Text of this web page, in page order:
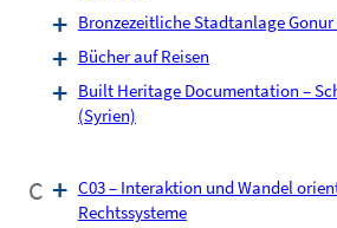
Bronzezeitliche Stadtanlage
Bücher auf Reisen
Built Heritage Documentation –
(Syrien)
C
C03 – Interaktion und Wandel
Rechtssysteme